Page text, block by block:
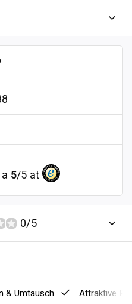
5/5 at
0/5
& Umtausch Attraktive